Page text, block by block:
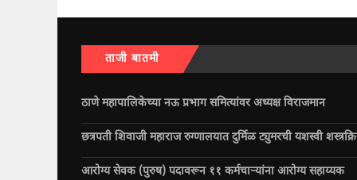
ताजी बातमी
ठाणे महापालिकेच्या नऊ प्रभाग समित्यांवर अध्यक्ष विराजमान
छत्रपती शिवाजी महाराज रुग्णालयात दुर्मिळ ट्युमरची यशस्वी
आरोग्य सेवक (पुरुष) पदावरून ११ कर्मचाऱ्यांना आरोग्य सहाय्यक